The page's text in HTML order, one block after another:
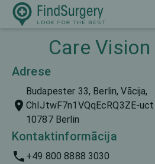
Care
Adrese
Budapester 33, Berlin, Vācija,
ChIJtwF7n1VQqEcRQ3ZE-
10787 Berlin
Kontaktinformācija
+49 800 8888 3030